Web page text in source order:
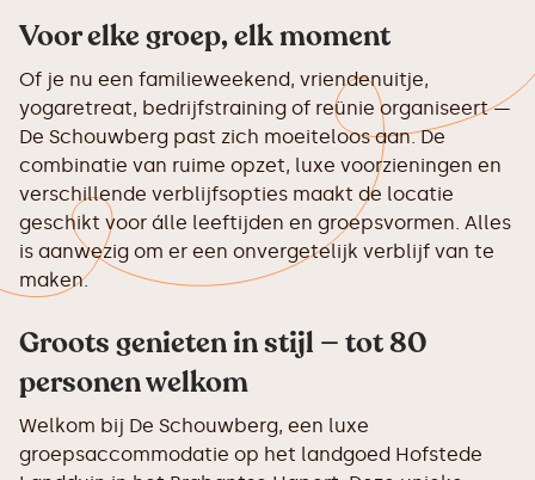
Voor elke groep, elk moment
Of je nu een familieweekend, vriendenuitje,
yogaretreat, bedrijfstraining of reünie organiseert —
De Schouwberg past zich moeiteloos aan. De
combinatie van ruime opzet, luxe voorzieningen en
verschillende verblijfsopties maakt de locatie
geschikt voor álle leeftijden en groepsvormen. Alles
is aanwezig om er een onvergetelijk verblijf van te
maken.
Groots genieten in stijl — tot 80
personen welkom
Welkom bij De Schouwberg, een luxe
groepsaccommodatie op het landgoed Hofstede